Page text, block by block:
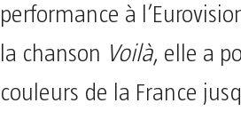
performance à
la chanson Voilà, elle a
couleurs de la France